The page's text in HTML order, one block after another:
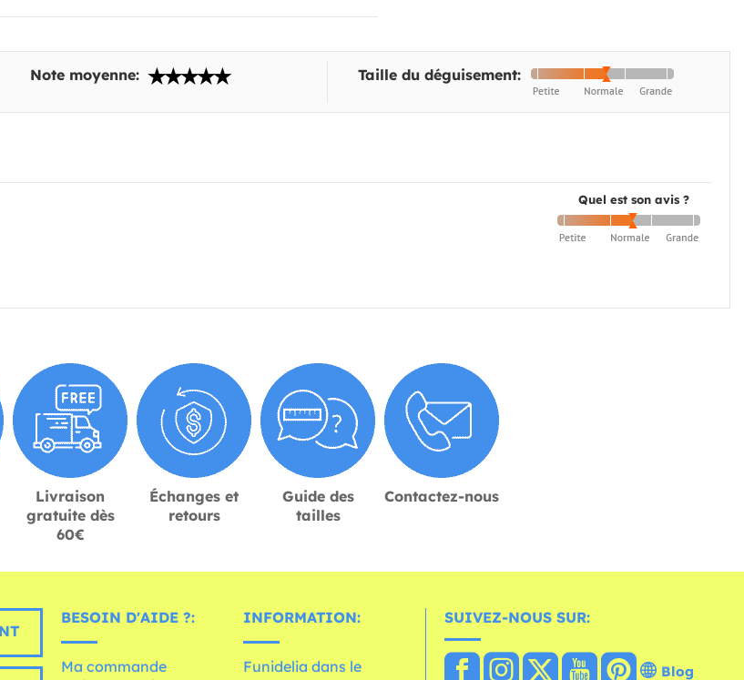
Note moyenne: Taille du déguisement:
Quel est son avis ?
Livraison
gratuite dès
60€
Échanges et
retours
Guide des
tailles
Contactez-nous
BESOIN D'AIDE ?:
Ma commande
INFORMATION:
Funidelia dans le
SUIVEZ-NOUS SUR:
Blog